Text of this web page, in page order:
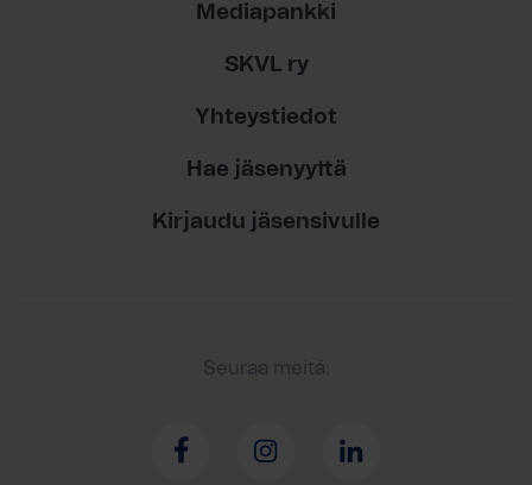
Mediapankki
SKVL ry
Yhteystiedot
Hae jäsenyyttä
Kirjaudu jäsensivulle
Seuraa meitä: